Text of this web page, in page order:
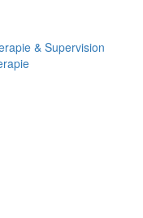
& Supervision